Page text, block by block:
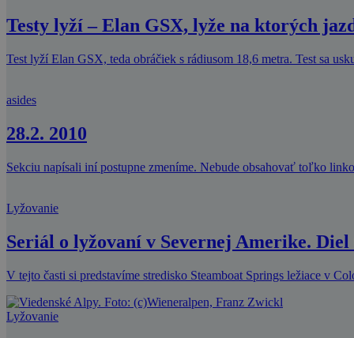
Testy lyží – Elan GSX, lyže na ktorých
Test lyží Elan GSX, teda obráčiek s rádiusom 18,6 metra. Test sa
asides
28.2. 2010
Sekciu napísali iní postupne zmeníme. Nebude obsahovať toľko
Lyžovanie
Seriál o lyžovaní v Severnej Amerike. Diel
V tejto časti si predstavíme stredisko Steamboat Springs ležiace v
Lyžovanie